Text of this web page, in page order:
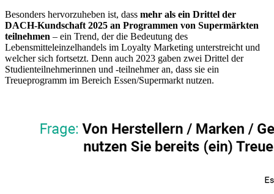
Besonders hervorzuheben ist, dass mehr als ein Drittel der
DACH-Kundschaft 2025 an Programmen von Supermärkten
teilnehmen – ein Trend, der die Bedeutung des
Lebensmitteleinzelhandels im Loyalty Marketing unterstreicht und
welcher sich fortsetzt. Denn auch 2023 gaben zwei Drittel der
Studienteilnehmerinnen und -teilnehmer an, dass sie ein
Treueprogramm im Bereich Essen/Supermarkt nutzen.